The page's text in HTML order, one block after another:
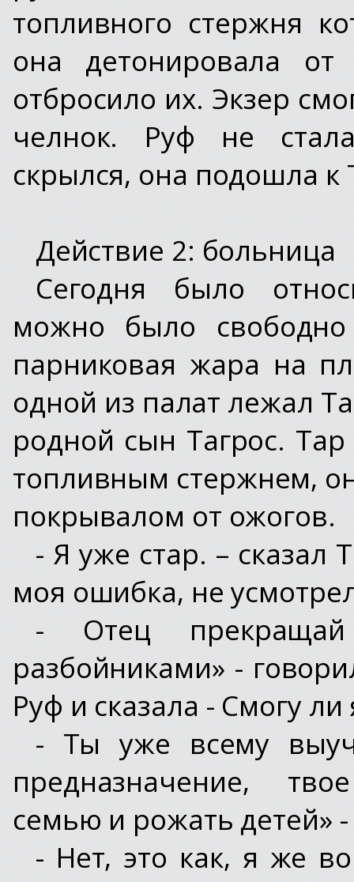
топливного стержня
она детонировала
отбросило их. Экзер
челнок. Руф не
скрылся, она подошла к
Действие 2: больница
Сегодня было
можно было
парниковая жара на
одной из палат лежал
родной сын Тагрос.
топливным стержнем,
покрывалом от ожогов.
- Я уже стар. – сказал
моя ошибка, не
- Отец
разбойниками» -
Руф и сказала - Смогу
- Ты уже всему
предназначение,
семью и рожать детей» -
- Нет, это как, я же